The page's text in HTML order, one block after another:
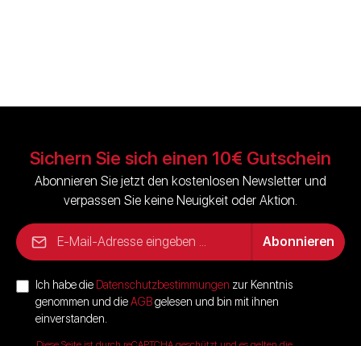
Sichern Sie sich einen 10€ Gutschein
Abonnieren Sie jetzt den kostenlosen Newsletter und
verpassen Sie keine Neuigkeit oder Aktion.
E-Mail-Adresse*
Abonnieren
Ich habe die Datenschutzbestimmungen zur Kenntnis
genommen und dieAGBgelesen und bin mit ihnen
einverstanden.